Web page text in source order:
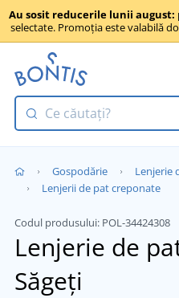
Au sosit reducerile lunii august:
selectate. Promoția este valabilă
Gospodărie
Lenjerie
Lenjerii de pat creponate
Codul produsului: POL-34424308
Lenjerie de
Săgeți